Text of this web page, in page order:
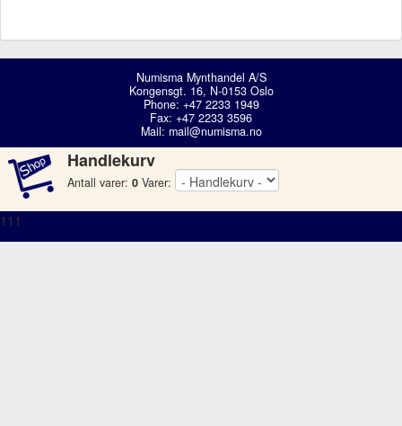
Numisma Mynthandel A/S
Kongensgt. 16, N-0153 Oslo
Phone: +47 2233 1949
Fax: +47 2233 3596
Mail: mail@numisma.no
Handlekurv
Antall varer: 0 Varer:
111